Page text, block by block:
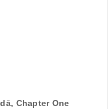
Chapter One